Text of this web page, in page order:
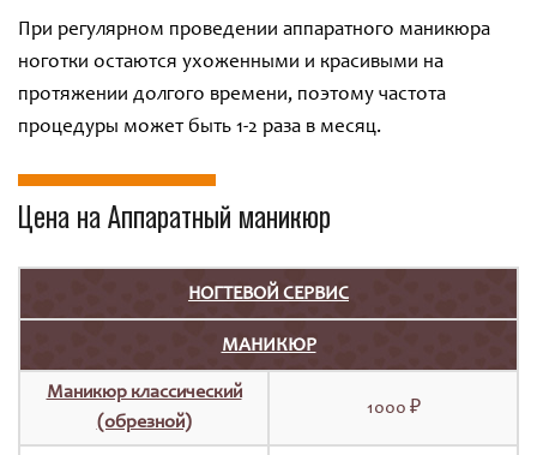
При регулярном проведении аппаратного маникюра
ноготки остаются ухоженными и красивыми на
протяжении долгого времени, поэтому частота
процедуры может быть 1-2 раза в месяц.
Цена на Аппаратный маникюр
НОГТЕВОЙ СЕРВИС
МАНИКЮР
Маникюр классический
(обрезной)
1000 ₽